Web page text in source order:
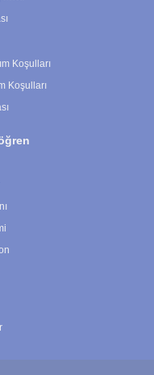
Koşulları
Koşulları